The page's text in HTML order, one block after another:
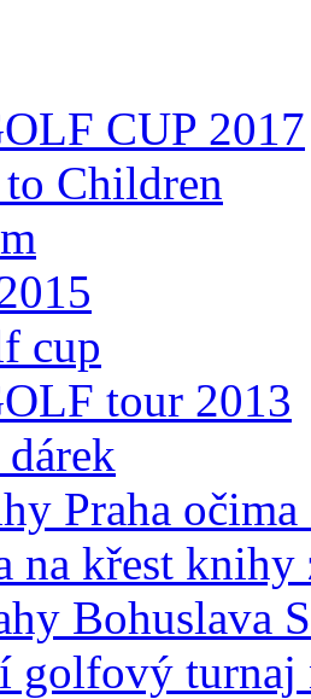
CUP 2017
Children
cup
tour 2013
Praha očima
na křest
Bohuslava
golfový turnaj